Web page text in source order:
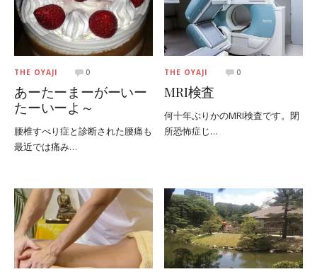
THE OYAJI 0
あーたーまーがーいー
たーいーよ～
腰椎すべり症と診断された腰痛も
最近では痛み…
THE OYAJI 0
MRI検査
何十年ぶりかのMRI検査です。閉
所恐怖症じ…